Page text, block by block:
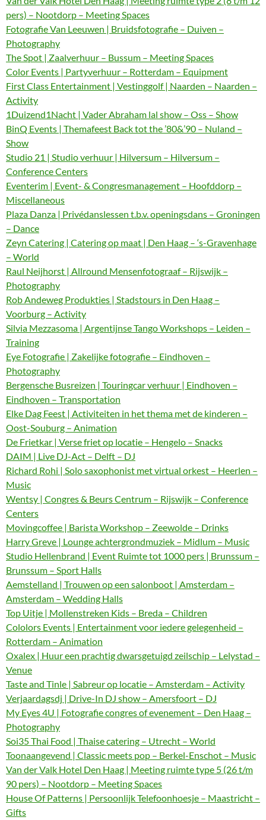
pers) – Nootdorp – Meeting Spaces
Fotografie Van Leeuwen | Bruidsfotografie – Duiven –
Photography
The Spot | Zaalverhuur – Bussum – Meeting Spaces
Color Events | Partyverhuur – Rotterdam – Equipment
First Class Entertainment | Vestinggolf | Naarden – Naarden –
Activity
1Duizend1Nacht | Vader Abraham lal show – Oss – Show
BinQ Events | Themafeest Back tot the ’80&’90 – Nuland –
Show
Studio 21 | Studio verhuur | Hilversum – Hilversum –
Conference Centers
Eventerim | Event- & Congresmanagement – Hoofddorp –
Miscellaneous
Plaza Danza | Privédanslessen t.b.v. openingsdans – Groningen
– Dance
Zeyn Catering | Catering op maat | Den Haag – ‘s-Gravenhage
– World
Raul Neijhorst | Allround Mensenfotograaf – Rijswijk –
Photography
Rob Andeweg Produkties | Stadstours in Den Haag –
Voorburg – Activity
Silvia Mezzasoma | Argentijnse Tango Workshops – Leiden –
Training
Eye Fotografie | Zakelijke fotografie – Eindhoven –
Photography
Bergensche Busreizen | Touringcar verhuur | Eindhoven –
Eindhoven – Transportation
Elke Dag Feest | Activiteiten in het thema met de kinderen –
Oost-Souburg – Animation
De Frietkar | Verse friet op locatie – Hengelo – Snacks
DAIM | Live DJ-Act – Delft – DJ
Richard Rohi | Solo saxophonist met virtual orkest – Heerlen –
Music
Wentsy | Congres & Beurs Centrum – Rijswijk – Conference
Centers
Movingcoffee | Barista Workshop – Zeewolde – Drinks
Harry Greve | Lounge achtergrondmuziek – Midlum – Music
Studio Hellenbrand | Event Ruimte tot 1000 pers | Brunssum –
Brunssum – Sport Halls
Aemstelland | Trouwen op een salonboot | Amsterdam –
Amsterdam – Wedding Halls
Top Uitje | Mollenstreken Kids – Breda – Children
Cololors Events | Entertainment voor iedere gelegenheid –
Rotterdam – Animation
Oxalex | Huur een prachtig dwarsgetuigd zeilschip – Lelystad –
Venue
Taste and Tinle | Sabreur op locatie – Amsterdam – Activity
Verjaardagsdj | Drive-In DJ show – Amersfoort – DJ
My Eyes 4U | Fotografie congres of evenement – Den Haag –
Photography
Soi35 Thai Food | Thaise catering – Utrecht – World
Toonaangevend | Classic meets pop – Berkel-Enschot – Music
Van der Valk Hotel Den Haag | Meeting ruimte type 5 (26 t/m
90 pers) – Nootdorp – Meeting Spaces
House Of Patterns | Persoonlijk Telefoonhoesje – Maastricht –
Gifts